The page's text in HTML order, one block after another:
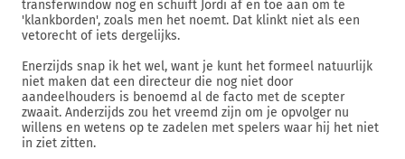
transferwindow nog en schuift Jordi af en toe aan om te
'klankborden', zoals men het noemt. Dat klinkt niet als een
vetorecht of iets dergelijks.
Enerzijds snap ik het wel, want je kunt het formeel natuurlijk
niet maken dat een directeur die nog niet door
aandeelhouders is benoemd al de facto met de scepter
zwaait. Anderzijds zou het vreemd zijn om je opvolger nu
willens en wetens op te zadelen met spelers waar hij het niet
in ziet zitten.